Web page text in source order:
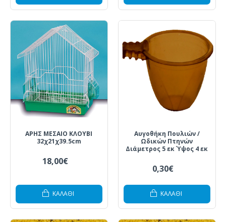
ΑΡΗΣ ΜΕΣΑΙΟ ΚΛΟΥΒΙ
32χ21χ39.5cm
18,00€
ΚΑΛΆΘΙ
Αυγοθήκη Πουλιών /
Ωδικών Πτηνών
Διάμετρος 5 εκ Ύψος 4 εκ
0,30€
ΚΑΛΆΘΙ